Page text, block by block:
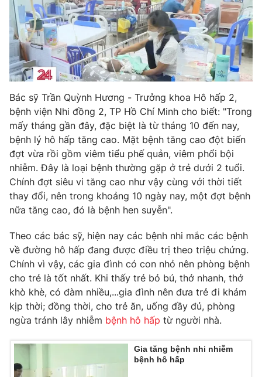
Thị trường 24h Tấm lòng Việt
VTV4 Vươn mình bằng AI
VTV9 VTV8
Liên hệ tòa soạn English
THỜI BÁO VTV
Cơ quan chủ quản: Đài Truyền hình Việt Nam
Cơ quan báo chí:Thời báo VTV
Giấy phép hoạt động báo in và báo điện tử số 483/GP-BTTTT
cấp ngày 29/12/2023
Tổng Biên tập:Vũ Thanh Thủy
Phó Tổng Biên tập:Nguyễn Thị Mỹ Hạnh, Phạm Quốc Thắng,
Nguyễn Trọng Ninh
Tổng đài VTV:024.38 355 931 - 024.38 355 932
Bác sỹ Trần Quỳnh Hương - Trưởng khoa Hô hấp 2,
bệnh viện Nhi đồng 2, TP Hồ Chí Minh cho biết: "Trong
mấy tháng gần đây, đặc biệt là từ tháng 10 đến nay,
bệnh lý hô hấp tăng cao. Mặt bệnh tăng cao đột biến
đợt vừa rồi gồm viêm tiểu phế quản, viêm phổi bội
nhiễm. Đây là loại bệnh thường gặp ở trẻ dưới 2 tuổi.
Chính đợt siêu vi tăng cao như vậy cùng với thời tiết
thay đổi, nên trong khoảng 10 ngày nay, một đợt bệnh
nữa tăng cao, đó là bệnh hen suyễn".
Theo các bác sỹ, hiện nay các bệnh nhi mắc các bệnh
về đường hô hấp đang được điều trị theo triệu chứng.
Chính vì vậy, các gia đình có con nhỏ nên phòng bệnh
cho trẻ là tốt nhất. Khi thấy trẻ bỏ bú, thở nhanh, thở
khò khè, có đàm nhiều,...gia đình nên đưa trẻ đi khám
kịp thời; đồng thời, cho trẻ ăn, uống đầy đủ, phòng
ngừa tránh lây nhiễm bệnh hô hấp từ người nhà.
Gia tăng bệnh nhi nhiễm
bệnh hô hấp